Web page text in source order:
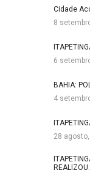
Cidade
8
6
BAHIA:
4
28